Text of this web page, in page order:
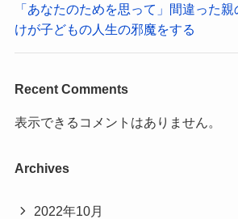
「あなたのためを思って」間違った
けが子どもの人生の邪魔をする
Recent Comments
表示できるコメントはありません。
Archives
2022年10月